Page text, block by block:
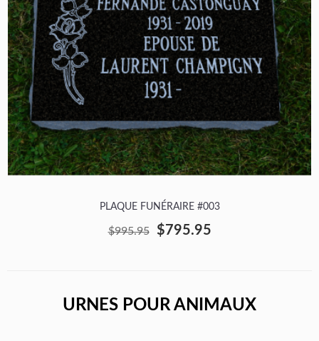
PLAQUE FUNÉRAIRE #003
$995.95 $795.95
URNES POUR ANIMAUX